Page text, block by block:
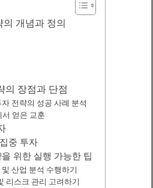
개념과 정의
의 장점과 단점
전략의 성공 사례 분석
얻은 교훈
중 투자
위한 실행 가능한 팁
산업 분석 수행하기
리스크 관리 고려하기